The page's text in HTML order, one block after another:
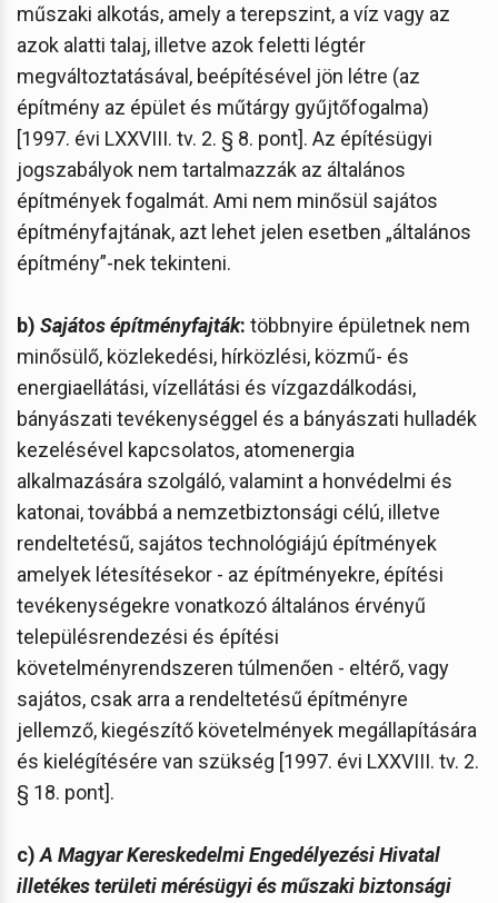
műszaki alkotás, amely a terepszint, a víz vagy az
azok alatti talaj, illetve azok feletti légtér
megváltoztatásával, beépítésével jön létre (az
építmény az épület és műtárgy gyűjtőfogalma)
[1997. évi LXXVIII. tv. 2. § 8. pont]. Az építésügyi
jogszabályok nem tartalmazzák az általános
építmények fogalmát. Ami nem minősül sajátos
építményfajtának, azt lehet jelen esetben „általános
építmény”-nek tekinteni.
b) Sajátos építményfajták: többnyire épületnek nem
minősülő, közlekedési, hírközlési, közmű- és
energiaellátási, vízellátási és vízgazdálkodási,
bányászati tevékenységgel és a bányászati hulladék
kezelésével kapcsolatos, atomenergia
alkalmazására szolgáló, valamint a honvédelmi és
katonai, továbbá a nemzetbiztonsági célú, illetve
rendeltetésű, sajátos technológiájú építmények
amelyek létesítésekor - az építményekre, építési
tevékenységekre vonatkozó általános érvényű
településrendezési és építési
követelményrendszeren túlmenően - eltérő, vagy
sajátos, csak arra a rendeltetésű építményre
jellemző, kiegészítő követelmények megállapítására
és kielégítésére van szükség [1997. évi LXXVIII. tv. 2.
§ 18. pont].
c)A Magyar Kereskedelmi Engedélyezési Hivatal
illetékes területi mérésügyi és műszaki biztonsági